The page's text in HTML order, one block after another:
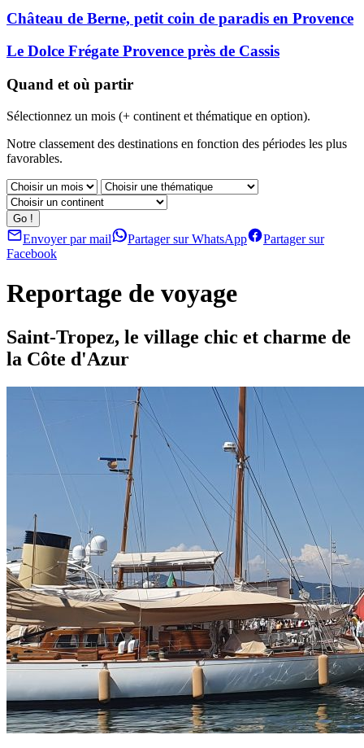
Château de Berne, petit coin de paradis en Provence
Le Dolce Frégate Provence près de Cassis
Quand et où partir
Sélectionnez un mois (+ continent et thématique en option).
Notre classement des destinations en fonction des périodes les plus
favorables.
Envoyer par mail Partager sur WhatsApp
Partager sur
Facebook
Reportage de voyage
Saint-Tropez, le village chic et charme de
la Côte d'Azur